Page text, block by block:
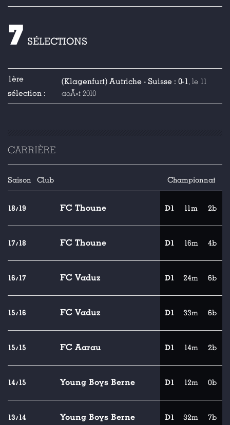
7 SÉLECTIONS
1ère
sélection :
(Klagenfurt) Autriche - Suisse : 0-1, le 11
aoÃ»t 2010
CARRIÈRE
Saison Club Championnat
18/19 FC Thoune D1 11m 2b
17/18 FC Thoune D1 16m 4b
16/17 FC Vaduz D1 24m 6b
15/16 FC Vaduz D1 33m 6b
15/15 FC Aarau D1 14m 2b
14/15 Young Boys Berne D1 12m 0b
13/14 Young Boys Berne D1 32m 7b